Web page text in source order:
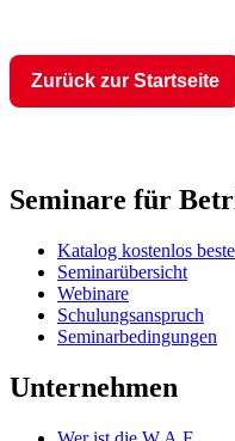
Zurück zur Startseite
Seminare für
Katalog kostenlos
Seminarübersicht
Webinare
Schulungsanspruch
Seminarbedingungen
Unternehmen